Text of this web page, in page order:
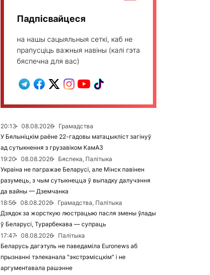
Падпісвайцеся
на нашы сацыяльныя сеткі, каб не
прапусціць важныя навіны (калі гэта
бяспечна для вас)
20:13 08.08.2026
Грамадства
У Бялыніцкім раёне 22-гадовы матацыкліст загінуў
ад сутыкнення з грузавіком КамАЗ
19:20
08.08.2026
Бяспека, Палітыка
Украіна не пагражае Беларусі, але Мінск павінен
разумець, з чым сутыкнецца ў выпадку далучэння
да вайны — Дземчанка
18:56
08.08.2026
Грамадства, Палітыка
Дзядок за жорсткую люстрацыю пасля змены ўлады
ў Беларусі, Турарбекава — супраць
17:47
08.08.2026
Палітыка
Беларусь дагэтуль не паведаміла Euronews аб
прызнанні тэлеканала "экстрэмісцкім" і не
аргументавала рашэнне